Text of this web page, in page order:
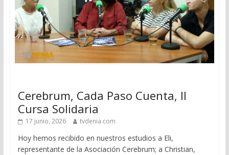
Cerebrum, Cada Paso Cuenta, II
Cursa Solidaria
17 junio, 2026 tvdenia.com
Hoy hemos recibido en nuestros estudios a Eli,
representante de la Asociación Cerebrum; a Christian,